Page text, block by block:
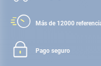
Más de 12000
Pago seguro